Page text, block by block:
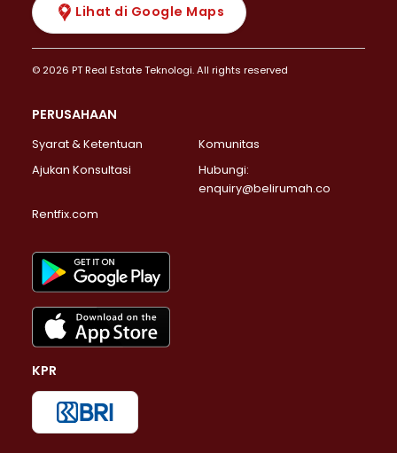
Lihat di Google Maps
© 2026 PT Real Estate Teknologi. All rights reserved
PERUSAHAAN
Syarat & Ketentuan
Komunitas
Ajukan Konsultasi
Hubungi:
enquiry@belirumah.co
Rentfix.com
KPR